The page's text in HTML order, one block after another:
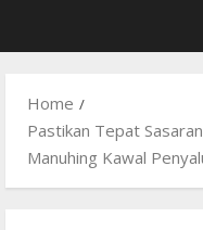
Home
Pastikan Tepat
Manuhing Kawal